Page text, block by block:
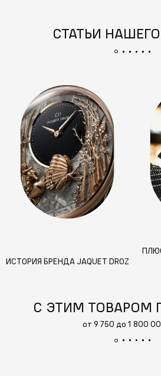
СТАТЬИ
ИСТОРИЯ БРЕНДА JAQUET DROZ
С ЭТИМ ТОВАРОМ
от 9 750 до 1 800